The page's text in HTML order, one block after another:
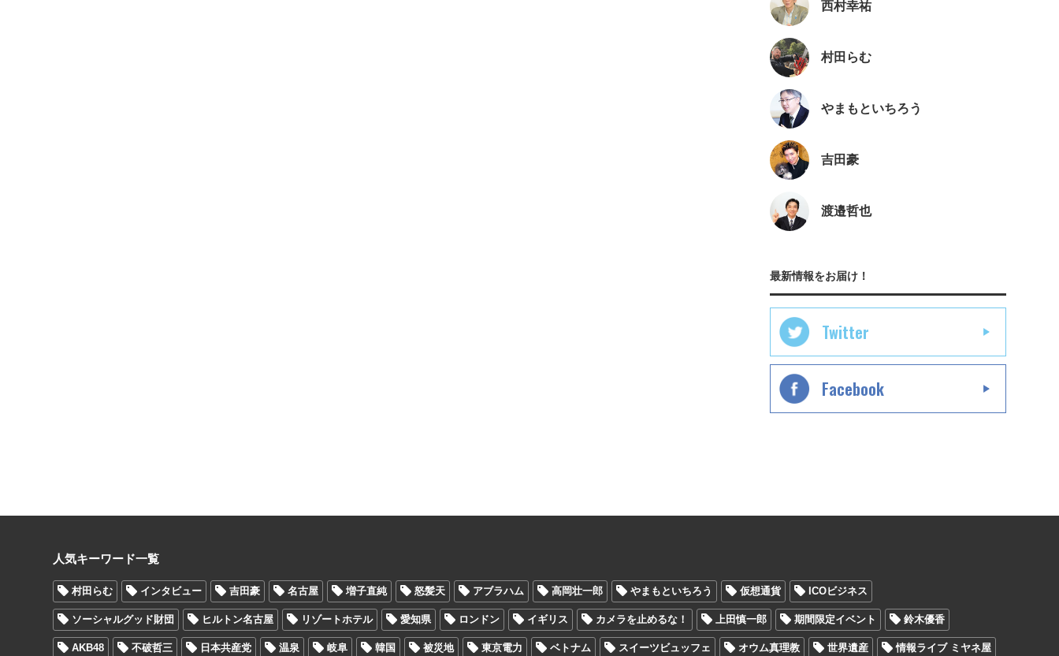
西村幸祐
村田らむ
やまもといちろう
吉田豪
渡邉哲也
最新情報をお届け！
Twitter
Facebook
人気キーワード一覧
村田らむ インタビュー 吉田豪 名古屋 増子直純 怒髪天 アブラハム 高岡壮一郎 やまもといちろう 仮想通貨 ICOビジネス
ソーシャルグッド財団 ヒルトン名古屋 リゾートホテル 愛知県 ロンドン イギリス カメラを止めるな！ 上田慎一郎 期間限定イベント 鈴木優香
AKB48 不破哲三 日本共産党 温泉 岐阜 韓国 被災地 東京電力 ベトナム スイーツビュッフェ オウム真理教 世界遺産 情報ライブ ミヤネ屋